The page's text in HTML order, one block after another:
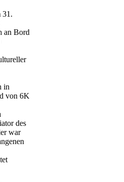
31.
an Bord
in
von 6K
des
war